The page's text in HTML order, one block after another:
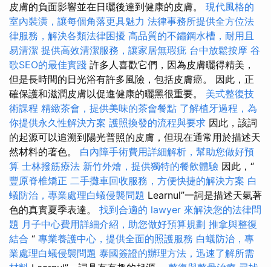
皮膚的負面影響並在日曬後達到健康的皮膚。 現代風格的
室內裝潢，讓每個角落更具魅力 法律事務所提供全方位法
律服務，解決各類法律困擾 高品質的不鏽鋼水槽，耐用且
易清潔 提供高效清潔服務，讓家居無瑕疵 台中放鬆按摩 谷
歌SEO的最佳實踐 許多人喜歡它們，因為皮膚曬得精美，
但是長時間的日光浴有許多風險，包括皮膚癌。 因此，正
確保護和滋潤皮膚以促​​進健康的曬黑很重要。 美式整復技
術課程 精緻茶會，提供美味的茶會餐點 了解植牙過程，為
你提供永久性解決方案 護照換發的流程與要求 因此，該詞
的起源可以追溯到陽光普照的皮膚，但現在通常用於描述天
然材料的著色。 白內障手術費用詳細解析，幫助您做好預
算 士林撥筋療法 新竹外燴，提供獨特的餐飲體驗 因此，“
豐原脊椎矯正 二手攤車回收服務，方便快捷的解決方案 白
蟻防治，專業處理白蟻侵襲問題 Learnul”一詞是描述天氣著
色的真實夏季表達。 找到合適的 lawyer 來解決您的法律問
題 月子中心費用詳細介紹，助您做好預算規劃 推拿與整復
結合 “ 專業養護中心，提供全面的照護服務 白蟻防治，專
業處理白蟻侵襲問題 泰國簽證的辦理方法，迅速了解所需